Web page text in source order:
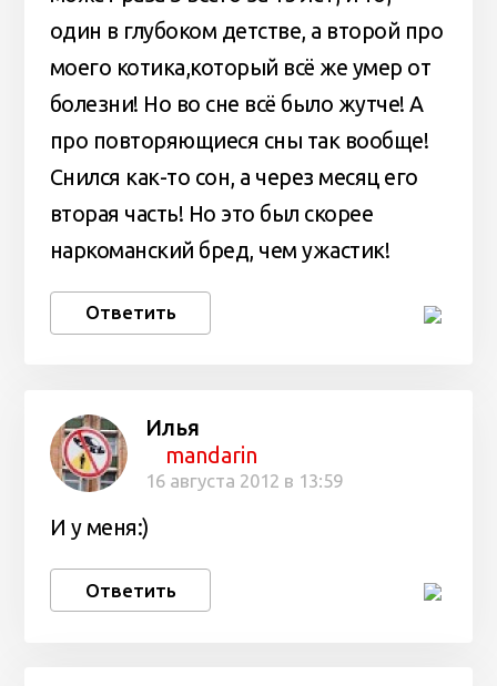
один в глубоком детстве, а второй про
моего котика,который всё же умер от
болезни! Но во сне всё было жутче! А
про повторяющиеся сны так вообще!
Снился как-то сон, а через месяц его
вторая часть! Но это был скорее
наркоманский бред, чем ужастик!
Ответить
Илья
mandarin
16 августа 2012 в 13:59
И у меня:)
Ответить